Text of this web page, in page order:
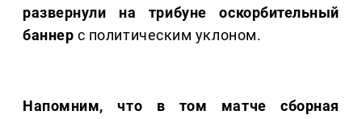
развернули на трибуне оскорбительный
баннер с политическим уклоном.
Напомним, что в том матче сборная